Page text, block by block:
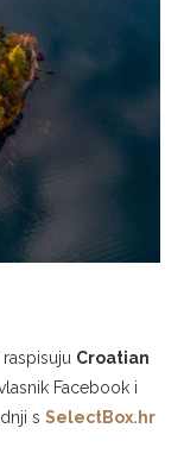
raspisuju Croatian
Facebook i
s SelectBox.hr